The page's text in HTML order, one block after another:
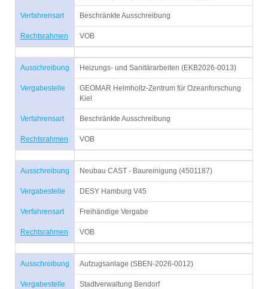
Verfahrensart Beschränkte Ausschreibung
Rechtsrahmen VOB
Ausschreibung Heizungs- und Sanitärarbeiten (EKB2026-0013)
Vergabestelle
GEOMAR Helmholtz-Zentrum für Ozeanforschung
Kiel
Verfahrensart Beschränkte Ausschreibung
Rechtsrahmen VOB
Ausschreibung Neubau CAST - Baureinigung (4501187)
Vergabestelle DESY Hamburg V45
Verfahrensart Freihändige Vergabe
Rechtsrahmen VOB
Ausschreibung Aufzugsanlage (SBEN-2026-0012)
Vergabestelle Stadtverwaltung Bendorf